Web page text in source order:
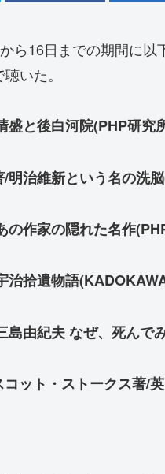
ら16日までの期間に
いた。
盛と後白河院(PHP研究
明治維新という名の洗
の作家の隠れた名作
治拾遺物語
島由紀夫 なぜ、死んで
ット・ストークス著/